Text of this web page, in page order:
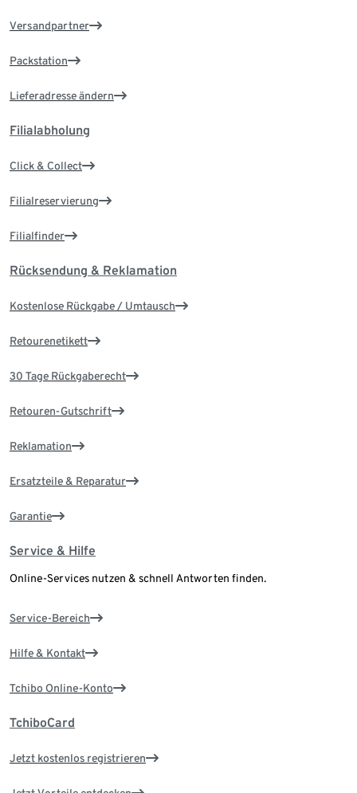
Versandpartner
Packstation
Lieferadresse ändern
Filialabholung
Click & Collect
Filialreservierung
Filialfinder
Rücksendung & Reklamation
Kostenlose Rückgabe / Umtausch
Retourenetikett
30 Tage Rückgaberecht
Retouren-Gutschrift
Reklamation
Ersatzteile & Reparatur
Garantie
Service & Hilfe
Online-Services nutzen & schnell Antworten finden.
Service-Bereich
Hilfe & Kontakt
Tchibo Online-Konto
TchiboCard
Jetzt kostenlos registrieren